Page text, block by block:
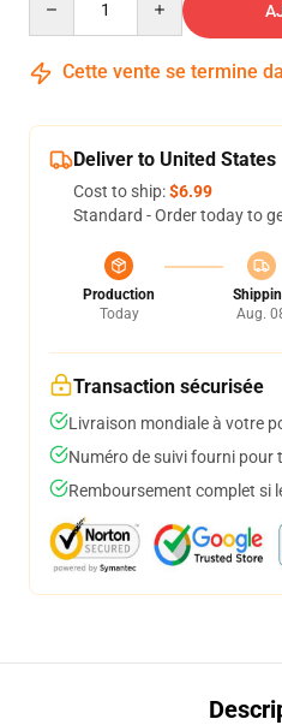
Cette vente se termine
Deliver to United States
Cost to ship:$6.99
Standard - Order today to
Production
Today
Aug.
Transaction sécurisée
Livraison mondiale à votre
Numéro de suivi fourni pour
Remboursement complet si